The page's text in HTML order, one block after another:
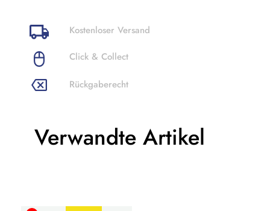
Kostenloser Versand
Click & Collect
Rückgaberecht
Verwandte Artikel